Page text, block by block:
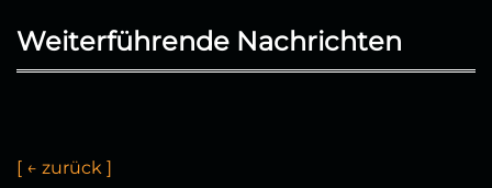
Weiterführende Nachrichten
[ ← zurück ]